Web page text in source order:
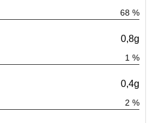
68 %
0,8g
1 %
0,4g
2 %